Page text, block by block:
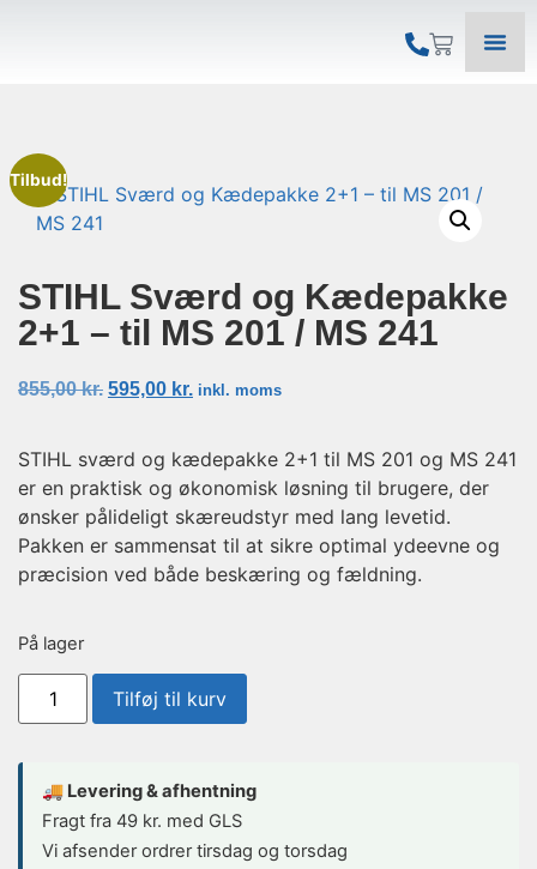
Tilbud!
STIHL Sværd og Kædepakke
2+1 – til MS 201 / MS 241
855,00kr. 595,00 kr. inkl. moms
STIHL sværd og kædepakke 2+1 til MS 201 og MS 241
er en praktisk og økonomisk løsning til brugere, der
ønsker pålideligt skæreudstyr med lang levetid.
Pakken er sammensat til at sikre optimal ydeevne og
præcision ved både beskæring og fældning.
På lager
Tilføj til kurv
🚚 Levering & afhentning
Fragt fra 49 kr. med GLS
Vi afsender ordrer tirsdag og torsdag